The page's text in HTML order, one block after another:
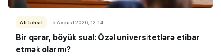
Ali təhsil 5 Avqust 2026, 12:14
Bir qərar, böyük sual: Özəl universitetlərə etibar
etmək olarmı?